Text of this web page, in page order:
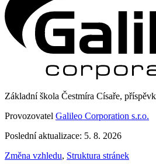
Základní škola Čestmíra Císaře,
Provozovatel Galileo Corporation s.r.o.
Poslední aktualizace: 5. 8. 2026
Změna vzhledu, Struktura stránek